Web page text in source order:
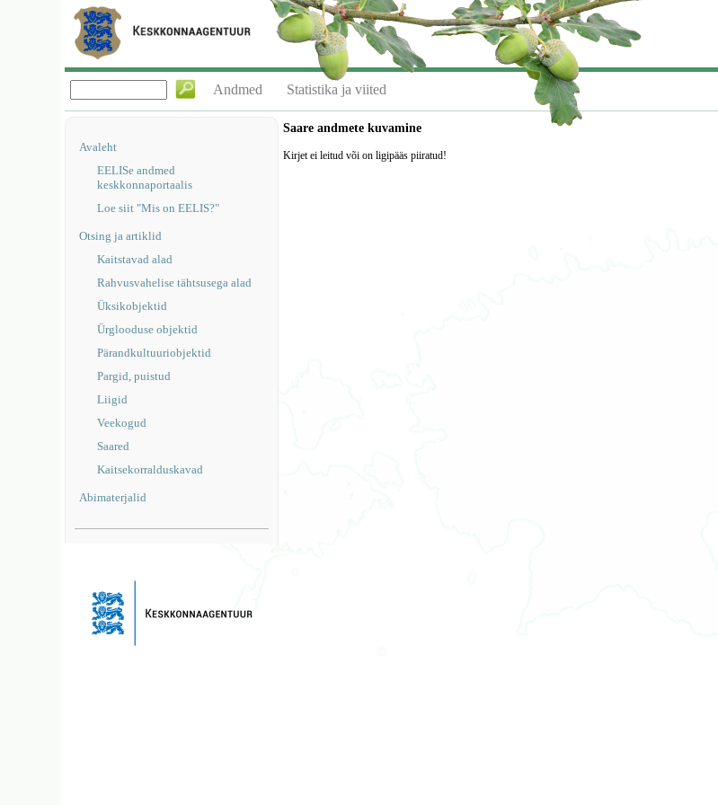
Andmed Statistika ja viited
Avaleht
EELISe andmed
keskkonnaportaalis
Loe siit "Mis on EELIS?"
Otsing ja artiklid
Kaitstavad alad
Rahvusvahelise tähtsusega alad
Üksikobjektid
Ürglooduse objektid
Pärandkultuuriobjektid
Pargid, puistud
Liigid
Veekogud
Saared
Kaitsekorralduskavad
Abimaterjalid
Saare andmete kuvamine
Kirjet ei leitud või on ligipääs piiratud!